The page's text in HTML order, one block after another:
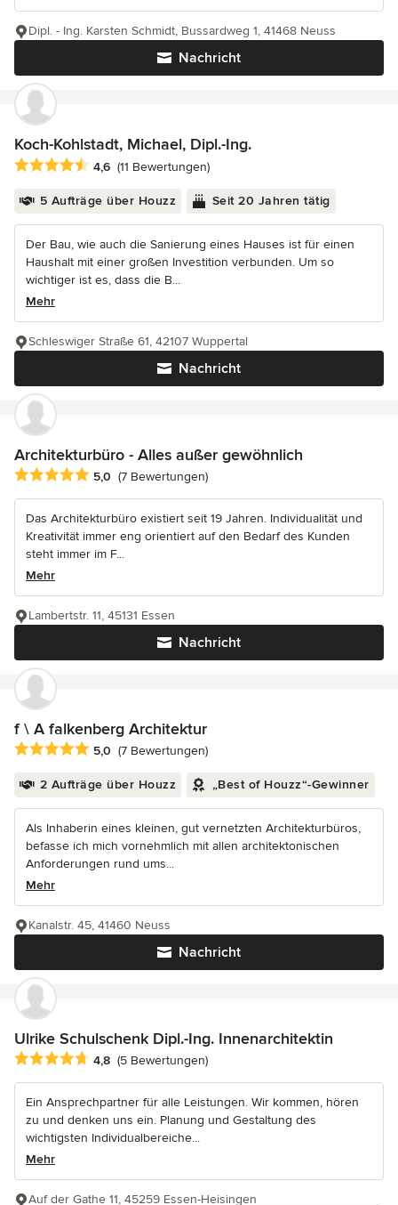
Nachricht
Dipl. - Ing. Karsten Schmidt, Bussardweg 1, 41468 Neuss
Koch-Kohlstadt, Michael, Dipl.-Ing.
Durchschnittliche Bewertung: 4.6 von 5 Sternen
4,6 (11 Bewertungen)
5 Aufträge über Houzz Seit 20 Jahren tätig
Der Bau, wie auch die Sanierung eines Hauses ist für einen
Haushalt mit einer großen Investition verbunden. Um so
wichtiger ist es, dass die B...
Mehr
Nachricht
Schleswiger Straße 61, 42107 Wuppertal
Architekturbüro - Alles außer gewöhnlich
Durchschnittliche Bewertung: 5 von 5 Sternen
5,0 (7 Bewertungen)
Das Architekturbüro existiert seit 19 Jahren. Individualität und
Kreativität immer eng orientiert auf den Bedarf des Kunden
steht immer im F...
Mehr
Nachricht
Lambertstr. 11, 45131 Essen
f \ A falkenberg Architektur
Durchschnittliche Bewertung: 5 von 5 Sternen
5,0 (7 Bewertungen)
2 Aufträge über Houzz „Best of Houzz“-Gewinner
Als Inhaberin eines kleinen, gut vernetzten Architekturbüros,
befasse ich mich vornehmlich mit allen architektonischen
Anforderungen rund ums...
Mehr
Nachricht
Kanalstr. 45, 41460 Neuss
Ulrike Schulschenk Dipl.-Ing. Innenarchitektin
Durchschnittliche Bewertung: 4.8 von 5 Sternen
4,8 (5 Bewertungen)
Ein Ansprechpartner für alle Leistungen. Wir kommen, hören
zu und denken uns ein. Planung und Gestaltung des
wichtigsten Individualbereiche...
Mehr
Auf der Gathe 11, 45259 Essen-Heisingen